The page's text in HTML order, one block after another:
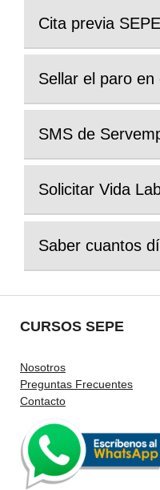
Cita previa SEPE
Sellar el paro en
SMS de
Solicitar Vida
Saber cuantos
CURSOS SEPE
Nosotros
Preguntas Frecuentes
Contacto